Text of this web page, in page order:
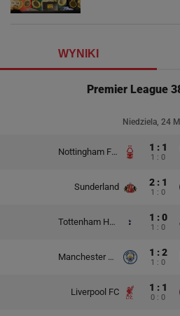
WYNIKI
Premier League
Niedziela, 24
Nottingham Forest 1 : 1
1 : 0
Sunderland 2 : 1
1 : 0
Tottenham Hotspur 1 : 0
1 : 0
Manchester City 1 : 2
1 : 0
Liverpool FC 1 : 1
0 : 0